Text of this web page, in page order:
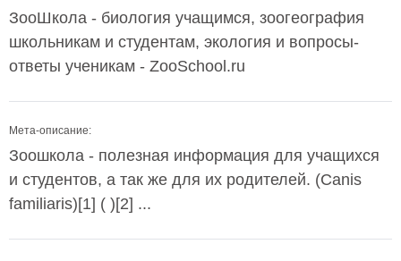
ЗооШкола - биология учащимся, зоогеография
школьникам и студентам, экология и вопросы-
ответы ученикам - ZooSchool.ru
Мета-описание:
Зоошкола - полезная информация для учащихся
и студентов, а так же для их родителей. (Canis
familiaris)[1] ( )[2] ...